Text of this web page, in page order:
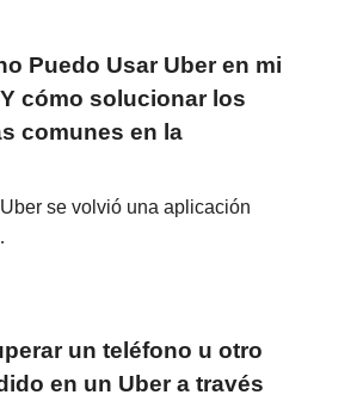
Puedo Usar Uber en mi
cómo solucionar los
comunes en la
se volvió una aplicación
un teléfono u otro
en un Uber a través